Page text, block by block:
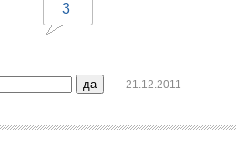
3
21.12.2011